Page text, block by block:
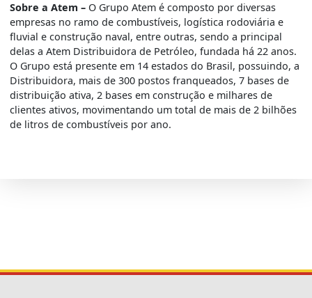
Sobre a Atem – O Grupo Atem é composto por diversas
empresas no ramo de combustíveis, logística rodoviária e
fluvial e construção naval, entre outras, sendo a principal
delas a Atem Distribuidora de Petróleo, fundada há 22 anos.
O Grupo está presente em 14 estados do Brasil, possuindo, a
Distribuidora, mais de 300 postos franqueados, 7 bases de
distribuição ativa, 2 bases em construção e milhares de
clientes ativos, movimentando um total de mais de 2 bilhões
de litros de combustíveis por ano.